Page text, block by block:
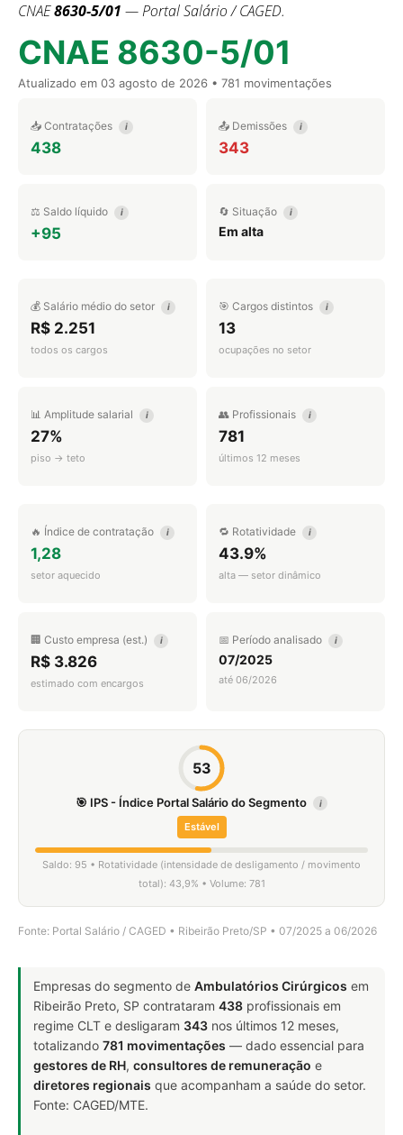
CNAE8630-5/01 — Portal Salário / CAGED.
CNAE 8630-5/01
Atualizado em 03 agosto de 2026 • 781 movimentações
📥 Contratações i
438
📤 Demissões i
343
⚖️ Saldo líquido i
+95
🔄 Situação i
Em alta
💰 Salário médio do setor i
R$ 2.251
todos os cargos
🎯 Cargos distintos i
13
ocupações no setor
📊 Amplitude salarial i
27%
piso → teto
👥 Profissionais i
781
últimos 12 meses
🔥 Índice de contratação i
1,28
setor aquecido
🔁 Rotatividade i
43.9%
alta — setor dinâmico
🏢 Custo empresa (est.) i
R$ 3.826
estimado com encargos
📅 Período analisado i
07/2025
até 06/2026
53
🎯 IPS - Índice Portal Salário do Segmento i
Estável
Saldo: 95 • Rotatividade (intensidade de desligamento / movimento
total): 43,9% • Volume: 781
Fonte: Portal Salário / CAGED • Ribeirão Preto/SP • 07/2025 a 06/2026
Empresas do segmento de Ambulatórios Cirúrgicos em
Ribeirão Preto, SP contrataram 438 profissionais em
regime CLT e desligaram 343 nos últimos 12 meses,
totalizando 781 movimentações — dado essencial para
gestores de RH, consultores de remuneração e
diretores regionais que acompanham a saúde do setor.
Fonte: CAGED/MTE.